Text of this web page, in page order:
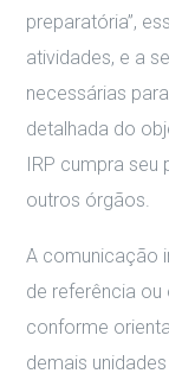
preparatória”,
atividades, e a
necessárias
detalhada do
IRP cumpra
outros órgãos.
A comunicação
de referência
conforme
demais